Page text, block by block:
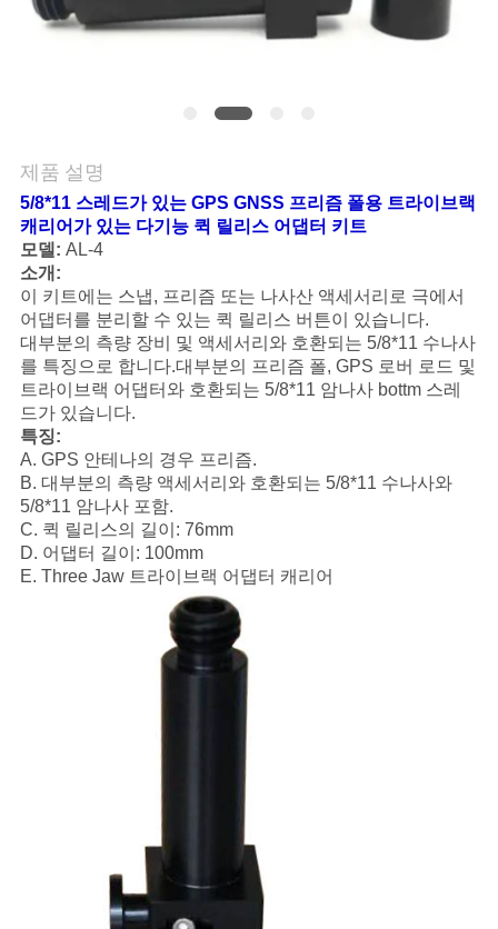
요
인
용
문
을
요
구
하
세
요
PRIVACY
제품 설명
5/8*11 스레드가 있는 GPS GNSS 프리즘 폴용 트라이브랙
캐리어가 있는 다기능 퀵 릴리스 어댑터 키트
모델: AL-4
소개:
이 키트에는 스냅, 프리즘 또는 나사산 액세서리로 극에서
어댑터를 분리할 수 있는 퀵 릴리스 버튼이 있습니다.
대부분의 측량 장비 및 액세서리와 호환되는 5/8*11 수나사
를 특징으로 합니다.대부분의 프리즘 폴, GPS 로버 로드 및
트라이브랙 어댑터와 호환되는 5/8*11 암나사 bottm 스레
드가 있습니다.
특징:
A. GPS 안테나의 경우 프리즘.
B. 대부분의 측량 액세서리와 호환되는 5/8*11 수나사와
5/8*11 암나사 포함.
C. 퀵 릴리스의 길이: 76mm
D. 어댑터 길이: 100mm
E. Three Jaw 트라이브랙 어댑터 캐리어